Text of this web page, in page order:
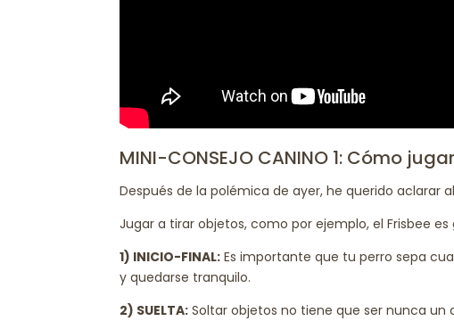
MINI-CONSEJO CANINO 1: Cómo
Después de la polémica de ayer, he querido aclarar
Jugar a tirar objetos, como por ejemplo, el Frisbee
1) INICIO-FINAL: Es importante que tu perro sepa
y quedarse tranquilo.
2) SUELTA: Soltar objetos no tiene que ser nunca